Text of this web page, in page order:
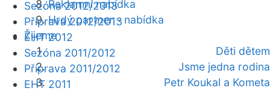
Reklamní nabídka
Hrdý partner - nabídka
Žijeme
Děti dětem
Jsme jedna rodina
Petr Koukal a Kometa
Sezóna 2012/2013
Příprava 2012/2013
EHT 2012
Sezóna 2011/2012
Příprava 2011/2012
EHT 2011